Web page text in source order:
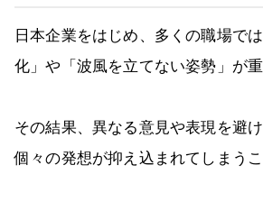
日本企業をはじめ、多くの職場で
化」や「波風を立てない姿勢」が
その結果、異なる意見や表現を避
個々の発想が抑え込まれてしまうこ